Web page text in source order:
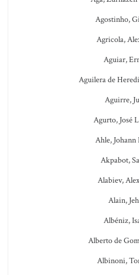
Agostinho,
Agricola,
Aguiar,
Aguilera de
Aguirre,
Agurto, José
Ahle,
Akpabot,
Alabiev,
Alain,
Albéniz,
Alberto de
Albinoni,